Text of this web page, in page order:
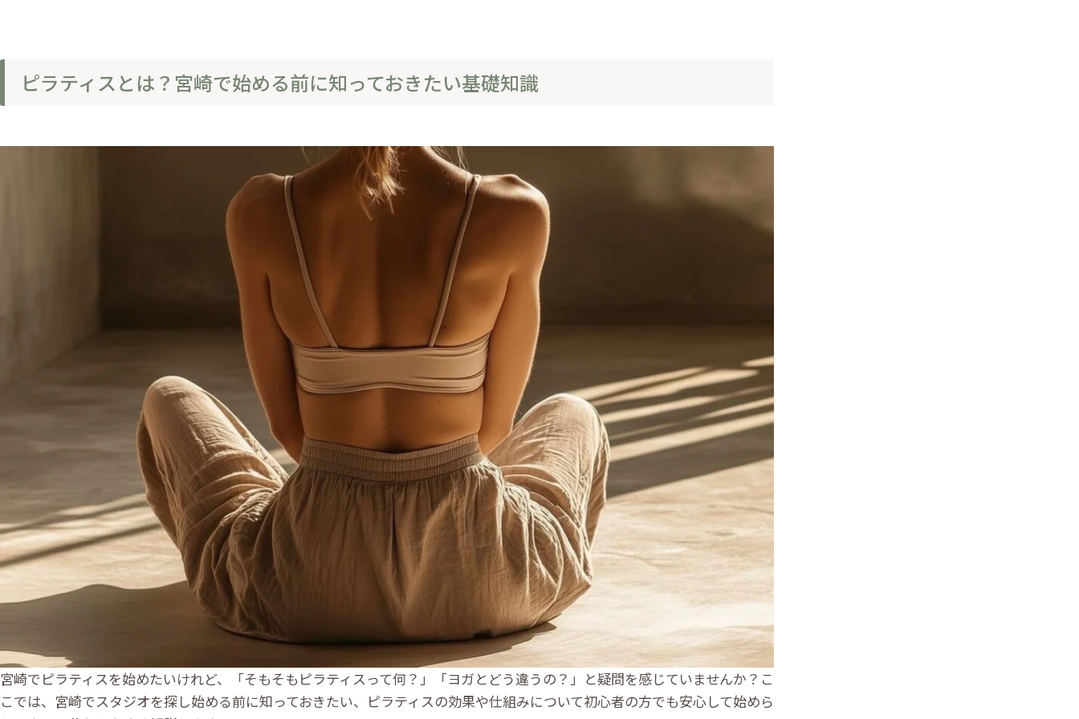
ピラティスとは？宮崎で始める前に知っておきたい基礎知識
宮崎でピラティスを始めたいけれど、「そもそもピラティスって何？」「ヨガとどう違うの？」と疑問を感じていませんか？こ
こでは、宮崎でスタジオを探し始める前に知っておきたい、ピラティスの効果や仕組みについて初心者の方でも安心して始めら